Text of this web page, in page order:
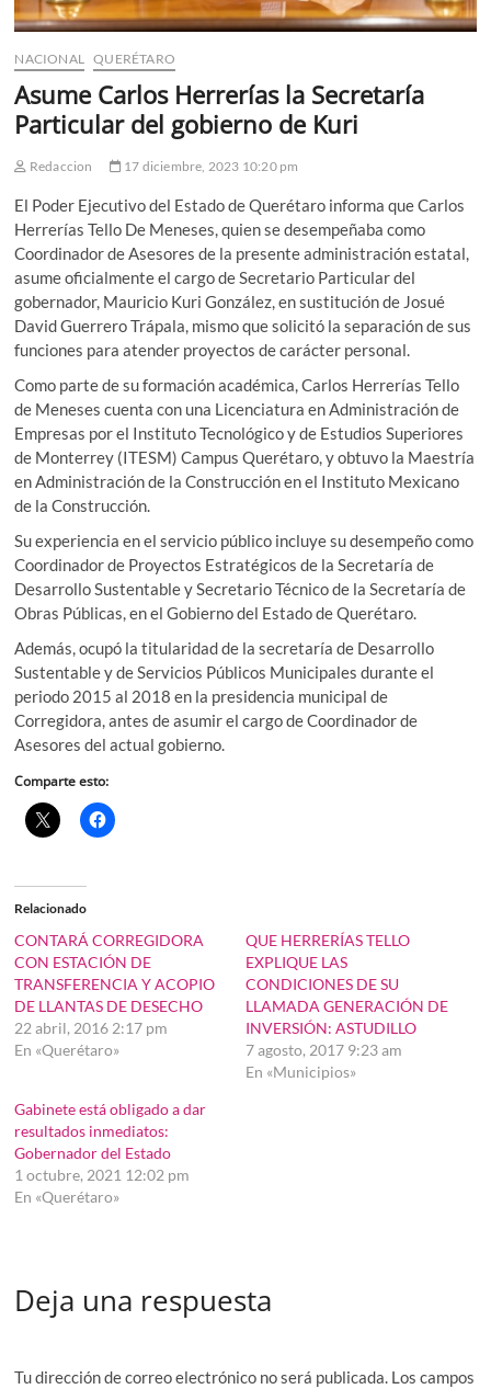
NACIONAL QUERÉTARO
Asume Carlos Herrerías la Secretaría
Particular del gobierno de Kuri
Redaccion 17 diciembre, 2023 10:20 pm
El Poder Ejecutivo del Estado de Querétaro informa que Carlos
Herrerías Tello De Meneses, quien se desempeñaba como
Coordinador de Asesores de la presente administración estatal,
asume oficialmente el cargo de Secretario Particular del
gobernador, Mauricio Kuri González, en sustitución de Josué
David Guerrero Trápala, mismo que solicitó la separación de sus
funciones para atender proyectos de carácter personal.
Como parte de su formación académica, Carlos Herrerías Tello
de Meneses cuenta con una Licenciatura en Administración de
Empresas por el Instituto Tecnológico y de Estudios Superiores
de Monterrey (ITESM) Campus Querétaro, y obtuvo la Maestría
en Administración de la Construcción en el Instituto Mexicano
de la Construcción.
Su experiencia en el servicio público incluye su desempeño como
Coordinador de Proyectos Estratégicos de la Secretaría de
Desarrollo Sustentable y Secretario Técnico de la Secretaría de
Obras Públicas, en el Gobierno del Estado de Querétaro.
Además, ocupó la titularidad de la secretaría de Desarrollo
Sustentable y de Servicios Públicos Municipales durante el
periodo 2015 al 2018 en la presidencia municipal de
Corregidora, antes de asumir el cargo de Coordinador de
Asesores del actual gobierno.
Comparte esto:
Relacionado
CONTARÁ CORREGIDORA
CON ESTACIÓN DE
TRANSFERENCIA Y ACOPIO
DE LLANTAS DE DESECHO
22 abril, 2016 2:17 pm
En «Querétaro»
QUE HERRERÍAS TELLO
EXPLIQUE LAS
CONDICIONES DE SU
LLAMADA GENERACIÓN DE
INVERSIÓN: ASTUDILLO
7 agosto, 2017 9:23 am
En «Municipios»
Gabinete está obligado a dar
resultados inmediatos:
Gobernador del Estado
1 octubre, 2021 12:02 pm
En «Querétaro»
Deja una respuesta
Tu dirección de correo electrónico no será publicada. Los campos